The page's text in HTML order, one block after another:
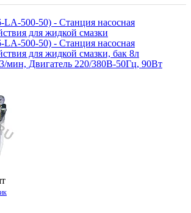
LA-500-50) - Станция насосная
для жидкой смазки
LA-500-50) - Станция насосная
для жидкой смазки, бак 8л
мин, Двигатель 220/380В-50Гц, 90Вт